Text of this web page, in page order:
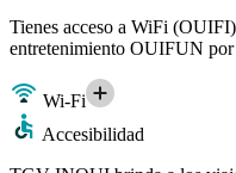
Tienes acceso a WiFi
entretenimiento OUIFUN
Wi-Fi
Accesibilidad